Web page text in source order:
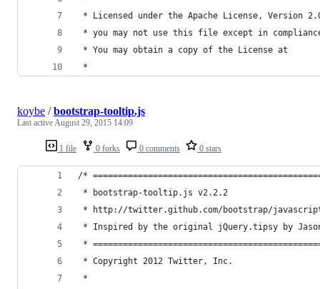
* Licensed under the Apache License, Version
* you may not use this file except in
* You may obtain a copy of the License at
*
1 file 0 forks 0 comments 0 stars
koybe /bootstrap-tooltip.js
Last active August 29, 2015 14:09
/*
* bootstrap-tooltip.js v2.2.2
* http://twitter.github.com/bootstrap/
* Inspired by the original jQuery.tipsy by Jason
*
* Copyright 2012 Twitter, Inc.
*